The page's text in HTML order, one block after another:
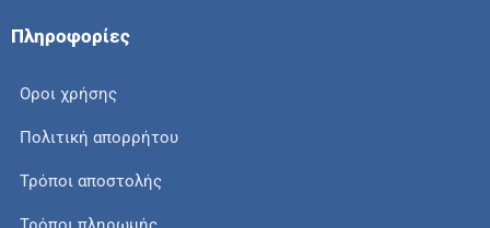
Πληροφορίες
Οροι χρήσης
Πολιτική απορρήτου
Τρόποι αποστολής